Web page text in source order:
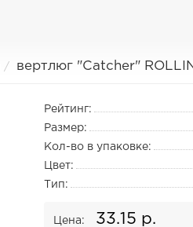
вертлюг "Catcher"
Рейтинг:
Размер:
Кол-во в упаковке:
Цвет:
Тип:
Цена: 33.15 р.